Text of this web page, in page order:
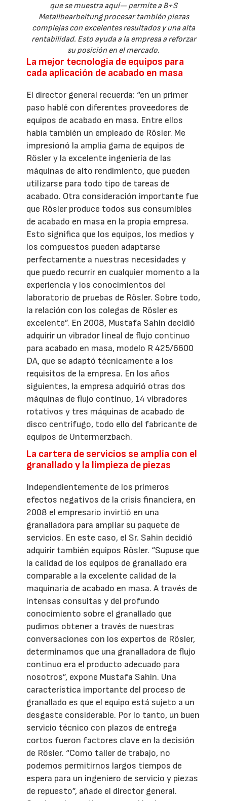
que se muestra aquí— permite a B+S
Metallbearbeitung procesar también piezas
complejas con excelentes resultados y una alta
rentabilidad. Esto ayuda a la empresa a reforzar
su posición en el mercado.
La mejor tecnología de equipos para
cada aplicación de acabado en masa
El director general recuerda: “en un primer
paso hablé con diferentes proveedores de
equipos de acabado en masa. Entre ellos
había también un empleado de Rösler. Me
impresionó la amplia gama de equipos de
Rösler y la excelente ingeniería de las
máquinas de alto rendimiento, que pueden
utilizarse para todo tipo de tareas de
acabado. Otra consideración importante fue
que Rösler produce todos sus consumibles
de acabado en masa en la propia empresa.
Esto significa que los equipos, los medios y
los compuestos pueden adaptarse
perfectamente a nuestras necesidades y
que puedo recurrir en cualquier momento a la
experiencia y los conocimientos del
laboratorio de pruebas de Rösler. Sobre todo,
la relación con los colegas de Rösler es
excelente”. En 2008, Mustafa Sahin decidió
adquirir un vibrador lineal de flujo continuo
para acabado en masa, modelo R 425/6600
DA, que se adaptó técnicamente a los
requisitos de la empresa. En los años
siguientes, la empresa adquirió otras dos
máquinas de flujo continuo, 14 vibradores
rotativos y tres máquinas de acabado de
disco centrífugo, todo ello del fabricante de
equipos de Untermerzbach.
La cartera de servicios se amplía con el
granallado y la limpieza de piezas
Independientemente de los primeros
efectos negativos de la crisis financiera, en
2008 el empresario invirtió en una
granalladora para ampliar su paquete de
servicios. En este caso, el Sr. Sahin decidió
adquirir también equipos Rösler. “Supuse que
la calidad de los equipos de granallado era
comparable a la excelente calidad de la
maquinaria de acabado en masa. A través de
intensas consultas y del profundo
conocimiento sobre el granallado que
pudimos obtener a través de nuestras
conversaciones con los expertos de Rösler,
determinamos que una granalladora de flujo
continuo era el producto adecuado para
nosotros”, expone Mustafa Sahin. Una
característica importante del proceso de
granallado es que el equipo está sujeto a un
desgaste considerable. Por lo tanto, un buen
servicio técnico con plazos de entrega
cortos fueron factores clave en la decisión
de Rösler. “Como taller de trabajo, no
podemos permitirnos largos tiempos de
espera para un ingeniero de servicio y piezas
de repuesto”, añade el director general.